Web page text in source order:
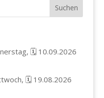
🗓️ 10.09.2026
🗓️ 19.08.2026